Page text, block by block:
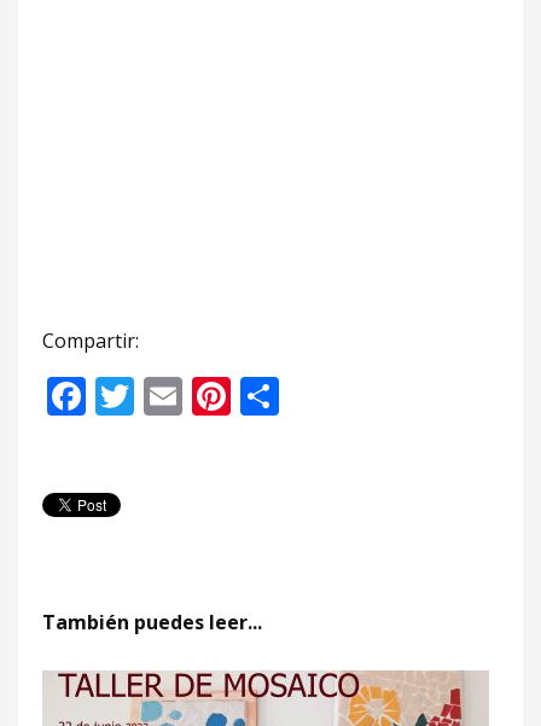
Compartir:
Facebook
Twitter
EmailPinterest
También puedes leer...